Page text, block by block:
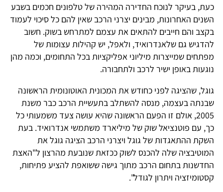
כעת, בעיקר לנוכח החדירה המהירה של טלפונים חכמים בשבע
השנים האחרונות, מבינים יצרני הרכב שאין להם כל סיכוי לעמוד
בקצב והם חייבים להתאים את עצמם למתרחש בשוק. חשוב
להדגיש גם שלאנדרואיד, ולאפל, יש קהילות עצומות של
מפתחים שמייצרות מיליוני אפליקציות בכל התחומים, וכמה מהן
נוגעות באופן ישיר לרכב ולתחבורה.
גוגל, שהציגה לפני כחודש את המכונית האוטונומית הראשונה
שבנתה בעצמה, מנסה להשתלב בתעשיית הרכב כבר משנת
2005, אולם זו הפעם הראשונה שהיא עושה צעד משמעותי כל
כך, עם פוטנציאל שוק של מיליארד משתמשי אנדרואיד. בעת
השקת ההתאגדות של גוגל ויצרני הרכב הציגה גוגל את
המוטיבציה שלה להכנס לשוק ככזאת שנובעת מהרצון ל"האצת
החדשנות בתחום הרכב מתוך גישה ששואפת להציע פתיחות,
קסטומיזציה ויתרון לגודל".